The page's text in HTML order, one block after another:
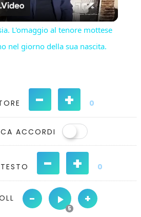
Video
L'omaggio al tenore mottese
nel giorno della sua nascita.
- + 0
ACCORDI
- + 0
- +